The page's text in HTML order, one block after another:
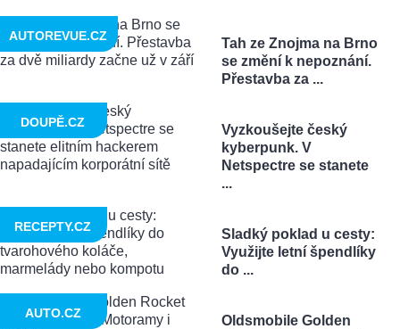
Tah ze Znojma na Brno
se změní k nepoznání.
Přestavba za ...
AUTOREVUE.CZ
Vyzkoušejte český
kyberpunk. V
Netspectre se stanete
...
DOUPĚ.CZ
Sladký poklad u cesty:
Využijte letní špendlíky
do ...
RECEPTY.CZ
Oldsmobile Golden
AUTO.CZ